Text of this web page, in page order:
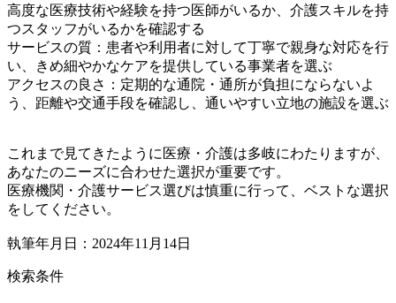
高度な医療技術や経験を持つ医師がいるか、介護スキルを持
つスタッフがいるかを確認する
サービスの質：患者や利用者に対して丁寧で親身な対応を行
い、きめ細やかなケアを提供している事業者を選ぶ
アクセスの良さ：定期的な通院・通所が負担にならないよ
う、距離や交通手段を確認し、通いやすい立地の施設を選ぶ
これまで見てきたように医療・介護は多岐にわたりますが、
あなたのニーズに合わせた選択が重要です。
医療機関・介護サービス選びは慎重に行って、ベストな選択
をしてください。
執筆年月日：2024年11月14日
検索条件